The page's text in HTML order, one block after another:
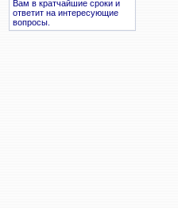
Вам в кратчайшие сроки и
ответит на интересующие
вопросы.